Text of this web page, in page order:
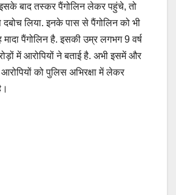
बाद तस्कर पैंगोलिन लेकर पहुंचे, तो
दबोच लिया. इनके पास से पैंगोलिन को भी
पैंगोलिन है. इसकी उम्र लगभग 9 वर्ष
में आरोपियों ने बताई है. अभी इसमें और
को पुलिस अभिरक्षा में लेकर